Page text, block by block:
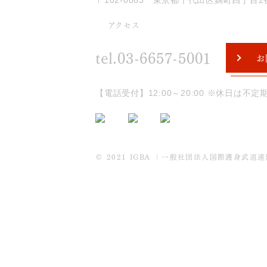
アクセス
tel.03-6657-5001
【電話受付】12:00～20:00 ※休日は不定
© 2021 IGBA ｜一般社団法人国際護身武道